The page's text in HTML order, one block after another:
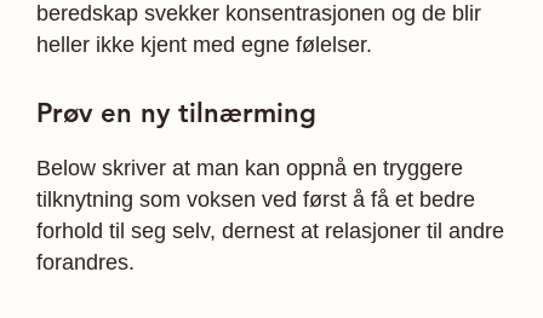
beredskap svekker konsentrasjonen og de blir
heller ikke kjent med egne følelser.
Prøv en ny tilnærming
Below skriver at man kan oppnå en tryggere
tilknytning som voksen ved først å få et bedre
forhold til seg selv, dernest at relasjoner til andre
forandres.